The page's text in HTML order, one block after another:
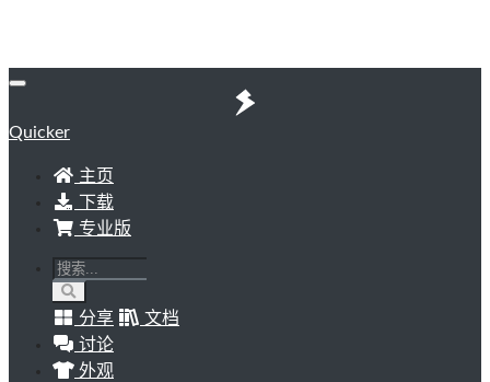
Quicker
主页
下载
专业版
分享
文档
讨论
外观